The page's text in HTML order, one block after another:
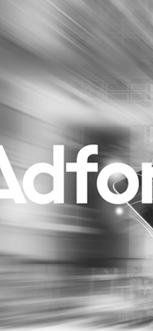
marketing
communicatie